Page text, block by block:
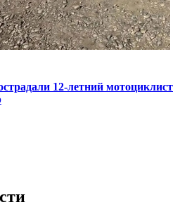
12-летний мотоциклист